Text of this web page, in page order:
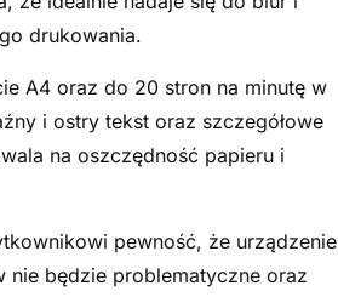
drukowania.
A4 oraz do 20 stron na minutę w
i ostry tekst oraz szczegółowe
na oszczędność papieru i
pewność, że urządzenie
nie będzie problematyczne oraz